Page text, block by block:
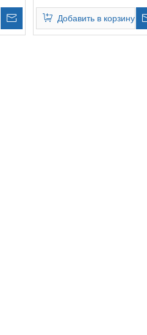
Добавить в корзину